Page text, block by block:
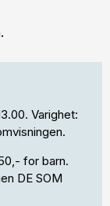
Varighet:
for barn.
DE SOM